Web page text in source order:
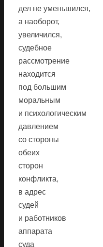
дел не уменьшился,
а наоборот,
увеличился,
судебное
рассмотрение
находится
под большим
моральным
и психологическим
давлением
со стороны
обеих
сторон
конфликта,
в адрес
судей
и работников
аппарата
суда